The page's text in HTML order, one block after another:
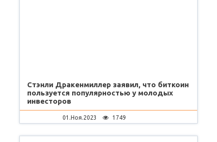
Стэнли Дракенмиллер заявил, что биткоин
пользуется популярностью у молодых
инвесторов
01.Ноя.2023 1749